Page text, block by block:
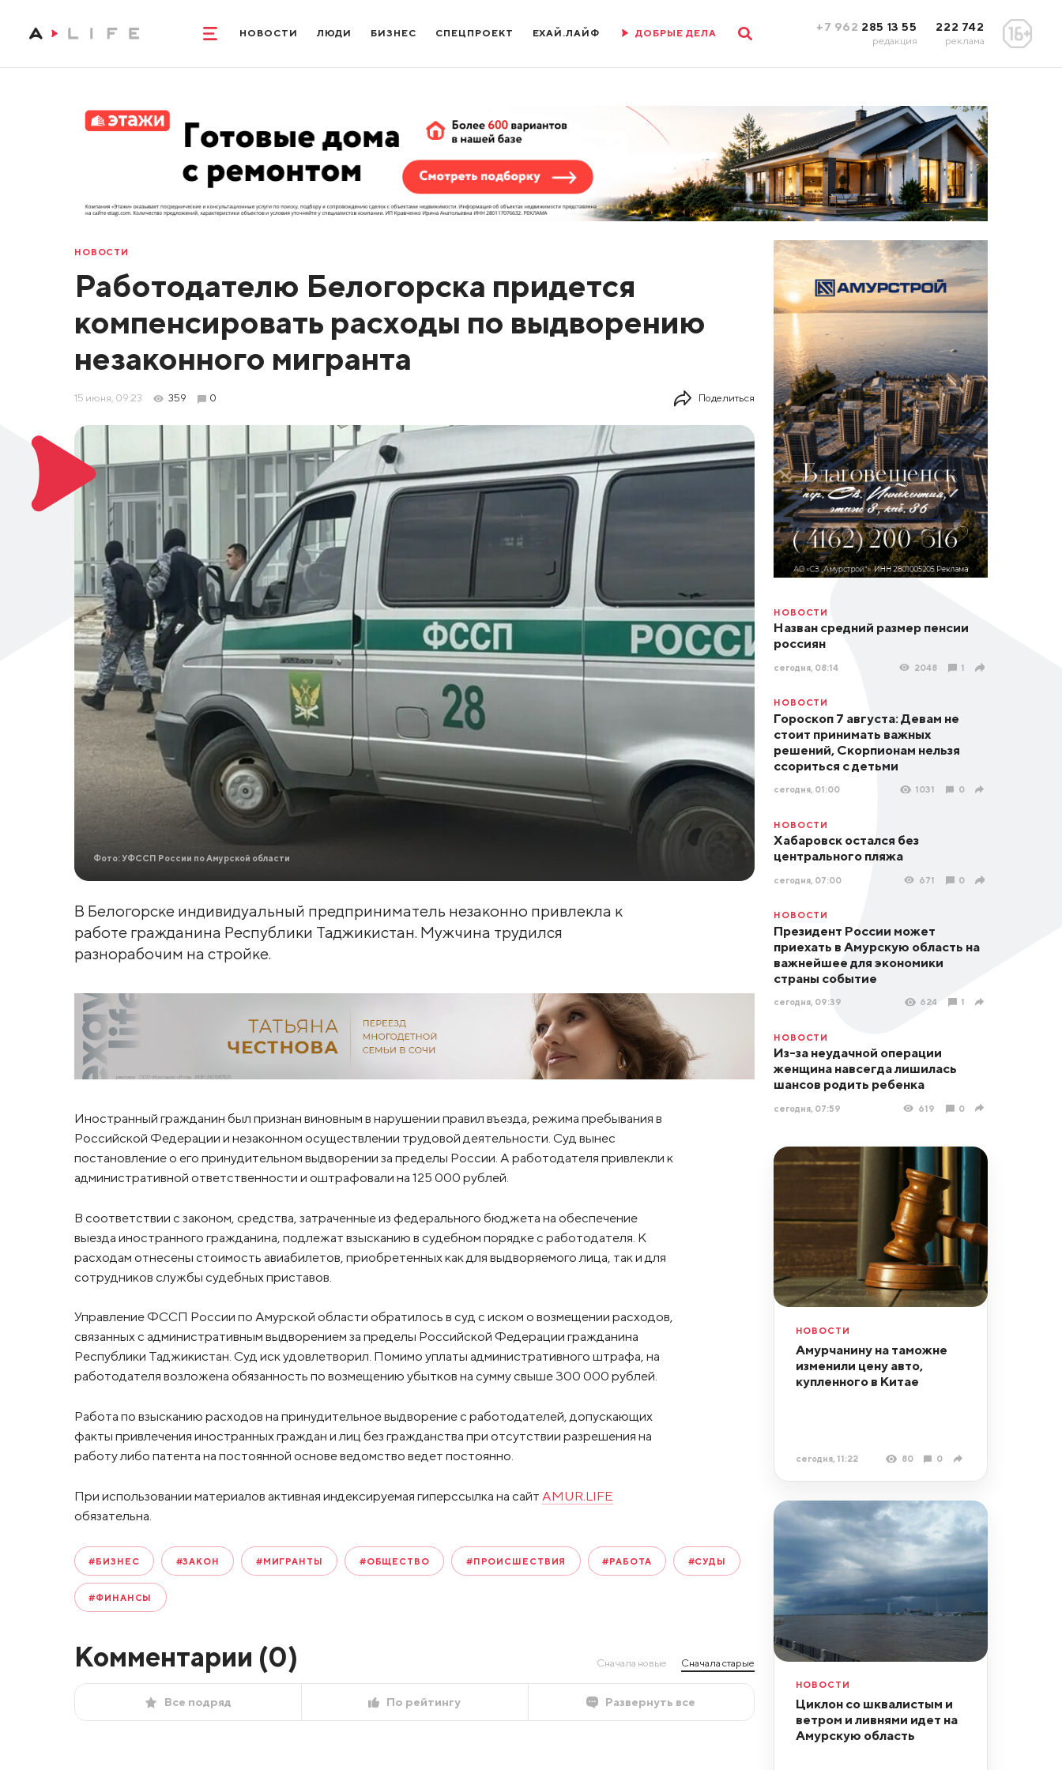
НОВОСТИ ЛЮДИ БИЗНЕС СПЕЦПРОЕКТ ЕХАЙ.ЛАЙФ ДОБРЫЕ ДЕЛА +7 962 285 13 55
редакция
222 742
реклама
НОВОСТИ
Работодателю Белогорска придется
компенсировать расходы по выдворению
незаконного мигранта
15 июня, 09:23 359 0 Поделиться
Фото: УФССП России по Амурской области
В Белогорске индивидуальный предприниматель незаконно привлекла к
работе гражданина Республики Таджикистан. Мужчина трудился
разнорабочим на стройке.
Иностранный гражданин был признан виновным в нарушении правил въезда, режима пребывания в
Российской Федерации и незаконном осуществлении трудовой деятельности. Суд вынес
постановление о его принудительном выдворении за пределы России. А работодателя привлекли к
административной ответственности и оштрафовали на 125 000 рублей.
В соответствии с законом, средства, затраченные из федерального бюджета на обеспечение
выезда иностранного гражданина, подлежат взысканию в судебном порядке с работодателя. К
расходам отнесены стоимость авиабилетов, приобретенных как для выдворяемого лица, так и для
сотрудников службы судебных приставов.
Управление ФССП России по Амурской области обратилось в суд с иском о возмещении расходов,
связанных с административным выдворением за пределы Российской Федерации гражданина
Республики Таджикистан. Суд иск удовлетворил. Помимо уплаты административного штрафа, на
работодателя возложена обязанность по возмещению убытков на сумму свыше 300 000 рублей.
Работа по взысканию расходов на принудительное выдворение с работодателей, допускающих
факты привлечения иностранных граждан и лиц без гражданства при отсутствии разрешения на
работу либо патента на постоянной основе ведомство ведет постоянно.
При использовании материалов активная индексируемая гиперссылка на сайт AMUR.LIFE
обязательна.
#БИЗНЕС #ЗАКОН #МИГРАНТЫ #ОБЩЕСТВО #ПРОИСШЕСТВИЯ #РАБОТА #СУДЫ
#ФИНАНСЫ
Комментарии (0) Сначала новые Сначала старые
Все подряд По рейтингу Развернуть все
НОВОСТИ
Назван средний размер пенсии
россиян
сегодня, 08:14 2048 1
НОВОСТИ
Гороскоп 7 августа: Девам не
стоит принимать важных
решений, Скорпионам нельзя
ссориться с детьми
сегодня, 01:00 1031 0
НОВОСТИ
Хабаровск остался без
центрального пляжа
сегодня, 07:00 671 0
НОВОСТИ
Президент России может
приехать в Амурскую область на
важнейшее для экономики
страны событие
сегодня, 09:39 624 1
НОВОСТИ
Из-за неудачной операции
женщина навсегда лишилась
шансов родить ребенка
сегодня, 07:59 619 0
НОВОСТИ
Амурчанину на таможне
изменили цену авто,
купленного в Китае
сегодня, 11:22 80 0
НОВОСТИ
Циклон со шквалистым и
ветром и ливнями идет на
Амурскую область